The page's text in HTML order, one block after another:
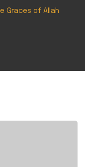
Graces of Allah